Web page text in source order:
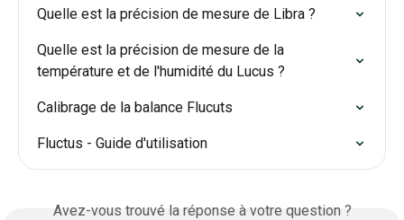
Quelle est la précision de mesure de Libra ?
Quelle est la précision de mesure de la
température et de l'humidité du Lucus ?
Calibrage de la balance Flucuts
Fluctus - Guide d'utilisation
Avez-vous trouvé la réponse à votre question ?